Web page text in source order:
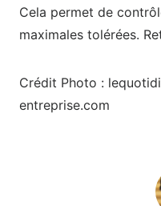
Cela permet de
maximales tolérées.
Crédit Photo :
entreprise.com